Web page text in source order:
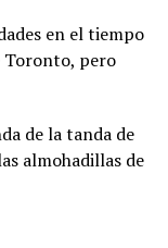
en el tiempo
Toronto, pero
de la tanda de
almohadillas de